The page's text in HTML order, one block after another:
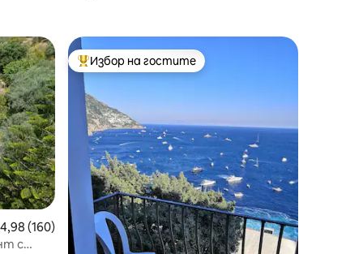
оценка: 4,98 от 5, 160 отзива
4,98 (160)
с
Най-популярен избор на гостите
Избор на гостите